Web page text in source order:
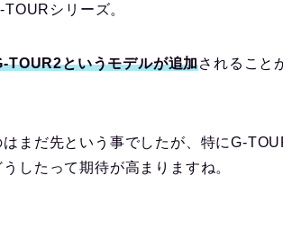
シリーズ。
TOUR2というモデルが追加されること
まだ先という事でしたが、特にG-
したって期待が高まりますね。